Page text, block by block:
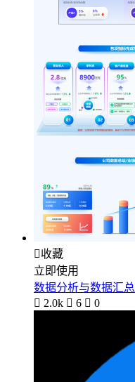
收藏
立即使用
数据分析与数据汇总
 2.0k  6  0